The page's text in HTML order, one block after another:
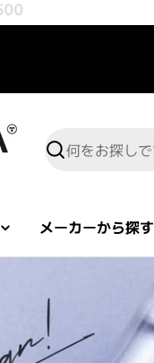
検索
メーカーから探す